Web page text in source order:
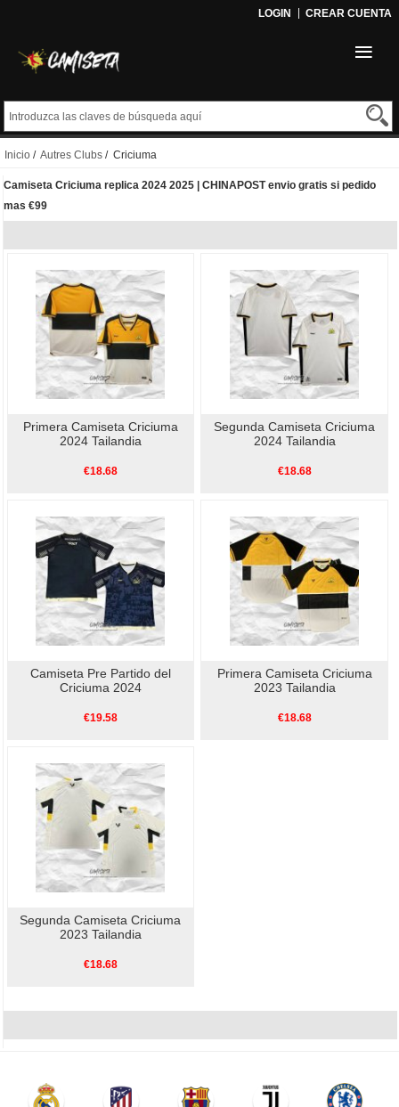
LOGIN CREAR CUENTA
Inicio / Autres Clubs / Criciuma
Camiseta Criciuma replica 2024 2025 | CHINAPOST envio gratis si pedido
mas €99
Primera Camiseta Criciuma
2024 Tailandia
€18.68
Segunda Camiseta Criciuma
2024 Tailandia
€18.68
Camiseta Pre Partido del
Criciuma 2024
€19.58
Primera Camiseta Criciuma
2023 Tailandia
€18.68
Segunda Camiseta Criciuma
2023 Tailandia
€18.68